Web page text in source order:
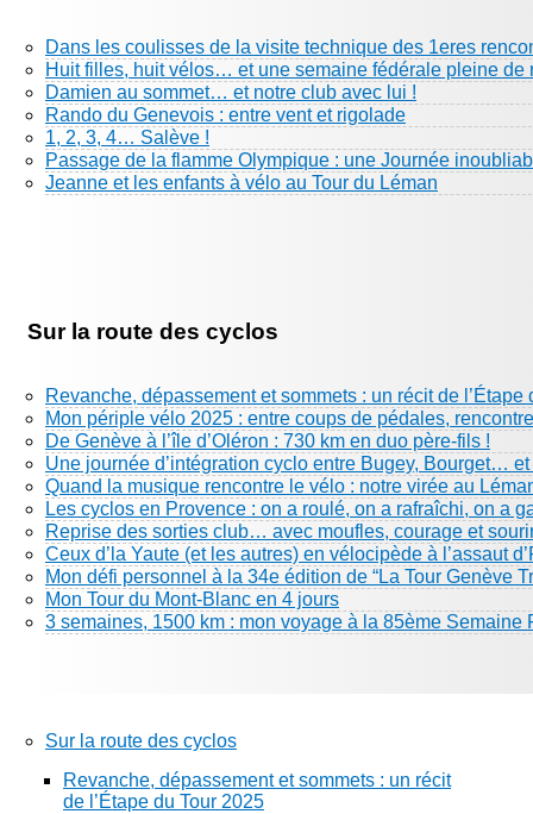
Dans les coulisses de la visite technique des 1eres
Huit filles, huit vélos… et une semaine fédérale pleine de
Damien au sommet… et notre club avec lui !
Rando du Genevois : entre vent et rigolade
1, 2, 3, 4… Salève !
Passage de la flamme Olympique : une Journée
Jeanne et les enfants à vélo au Tour du Léman
Sur la route des cyclos
Revanche, dépassement et sommets : un récit de l’Étape
Mon périple vélo 2025 : entre coups de pédales,
De Genève à l’île d’Oléron : 730 km en duo père-fils !
Une journée d’intégration cyclo entre Bugey, Bourget…
Quand la musique rencontre le vélo : notre virée au
Les cyclos en Provence : on a roulé, on a rafraîchi, on a
Reprise des sorties club… avec moufles, courage et
Ceux d’la Yaute (et les autres) en vélocipède à l’assaut
Mon défi personnel à la 34e édition de “La Tour Genève
Mon Tour du Mont-Blanc en 4 jours
3 semaines, 1500 km : mon voyage à la 85ème Semaine
Sur la route des cyclos
Revanche, dépassement et sommets : un récit
de l’Étape du Tour 2025